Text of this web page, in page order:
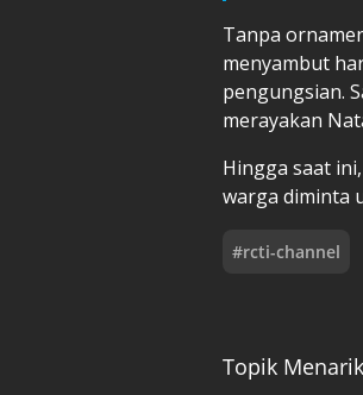
Tanpa
menyambut
pengungsian.
merayakan
Hingga saat
warga diminta
#rcti-channel
Topik Menarik